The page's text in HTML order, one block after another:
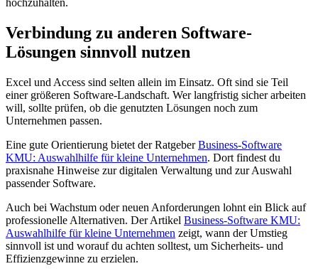
Verbindung zu anderen Software-
Lösungen sinnvoll nutzen
Excel und Access sind selten allein im Einsatz. Oft sind sie Teil
einer größeren Software-Landschaft. Wer langfristig sicher arbeiten
will, sollte prüfen, ob die genutzten Lösungen noch zum
Unternehmen passen.
Eine gute Orientierung bietet der RatgeberBusiness-Software
KMU: Auswahlhilfe für kleine Unternehmen. Dort findest du
praxisnahe Hinweise zur digitalen Verwaltung und zur Auswahl
passender Software.
Auch bei Wachstum oder neuen Anforderungen lohnt ein Blick auf
professionelle Alternativen. Der Artikel Business-Software KMU:
Auswahlhilfe für kleine Unternehmen zeigt, wann der Umstieg
sinnvoll ist und worauf du achten solltest, um Sicherheits- und
Effizienzgewinne zu erzielen.